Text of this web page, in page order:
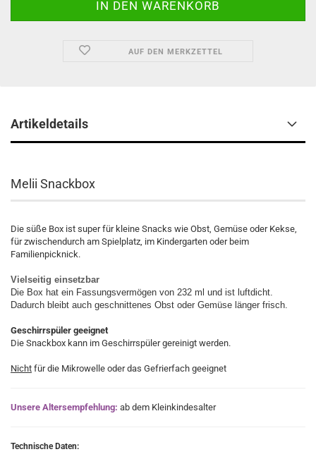
AUF DEN MERKZETTEL
Artikeldetails
Melii Snackbox
Die süße Box ist super für kleine Snacks wie Obst, Gemüse oder Kekse,
für zwischendurch am Spielplatz, im Kindergarten oder beim
Familienpicknick.
Vielseitig einsetzbar
Die Box hat ein Fassungsvermögen von 232 ml und ist luftdicht.
Dadurch bleibt auch geschnittenes Obst oder Gemüse länger frisch.
Geschirrspüler geeignet
Die Snackbox kann im Geschirrspüler gereinigt werden.
Nicht für die Mikrowelle oder das Gefrierfach geeignet
Unsere Altersempfehlung: ab dem Kleinkindesalter
Technische Daten: